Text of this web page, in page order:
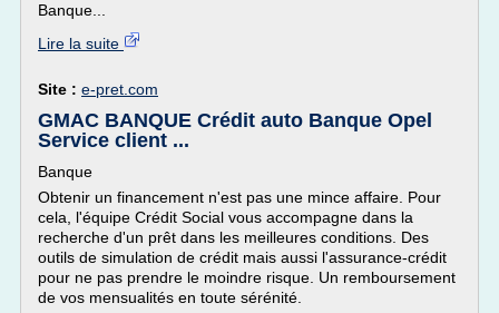
Banque...
Lire la suite
Site : e-pret.com
GMAC BANQUE Crédit auto Banque Opel
Service client ...
Banque
Obtenir un financement n'est pas une mince affaire. Pour
cela, l'équipe Crédit Social vous accompagne dans la
recherche d'un prêt dans les meilleures conditions. Des
outils de simulation de crédit mais aussi l'assurance-crédit
pour ne pas prendre le moindre risque. Un remboursement
de vos mensualités en toute sérénité.